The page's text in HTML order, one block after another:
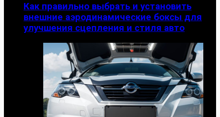
Как правильно выбрать и установить
внешние аэродинамические боксы для
улучшения сцепления и стиля авто